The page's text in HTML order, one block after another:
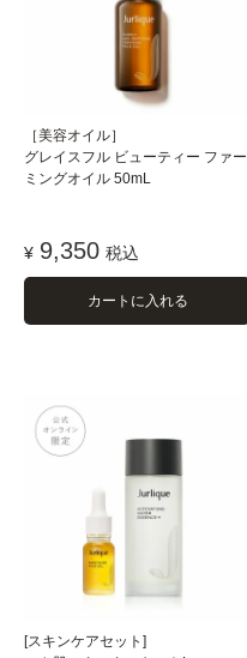
［美容オイル］
グレイスフル ビューティー ファー
ミングオイル 50mL
¥ 9,350 税込
カートに入れる
[スキンケアセット]